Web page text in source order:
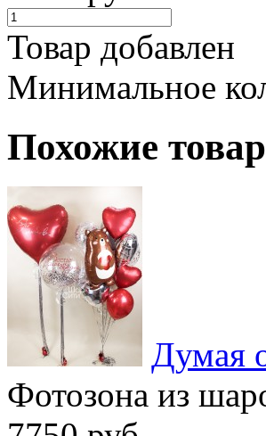
Товар добавлен
Минимальное
Похожие
Думая
Фотозона из